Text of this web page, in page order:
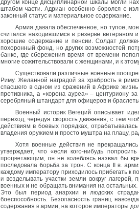
другом конце дисциплинарной шкалы могли
штабом части. Адриан особенно боролся с
законный статус и материальное содержание.
Армия давала обеспеченное, но тупое,
считался находившимся в резерве ветераном
хорошие содержание и пенсии. Солдат
похоронный фонд, но других возможностей
банке, где сбережения время от времени
многие сожительствовали с женщинами, и к
Существовали различные военные
Риму. Желанной наградой за храбрость в
спасшего в одном из сражений в Африке
противника, а «корона ауреа» – центуриону
серебряный штандарт для офицеров и
Военный историк Вегеций описывает
переход, чередуя скорость движения, с тем
действиям в боевых порядках,
владения оружием и просто муштра на плацу,
Хотя военные действия не
утверждает, что «если кого-нибудь
процветающим, он не колеблясь назвал бы
последовала борьба за трон. С конца II в.
каждому императору приходилось прибегать к
и возделывать участки земли вокруг
военных и не обращать внимания на
Это был период анархии и людских
боеспособность. Безопасность границ
содержания в армии, на которое императоры